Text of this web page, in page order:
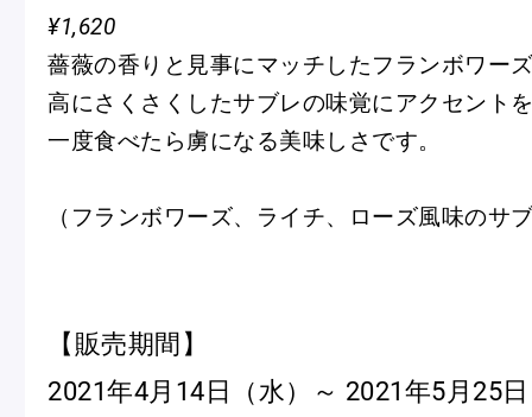
¥1,620
薔薇の香りと見事にマッチしたフランボワー
高にさくさくしたサブレの味覚にアクセント
一度食べたら虜になる美味しさです。
（フランボワーズ、ライチ、ローズ風味のサ
【販売期間】
2021年4月14日（水）～ 2021年5月25